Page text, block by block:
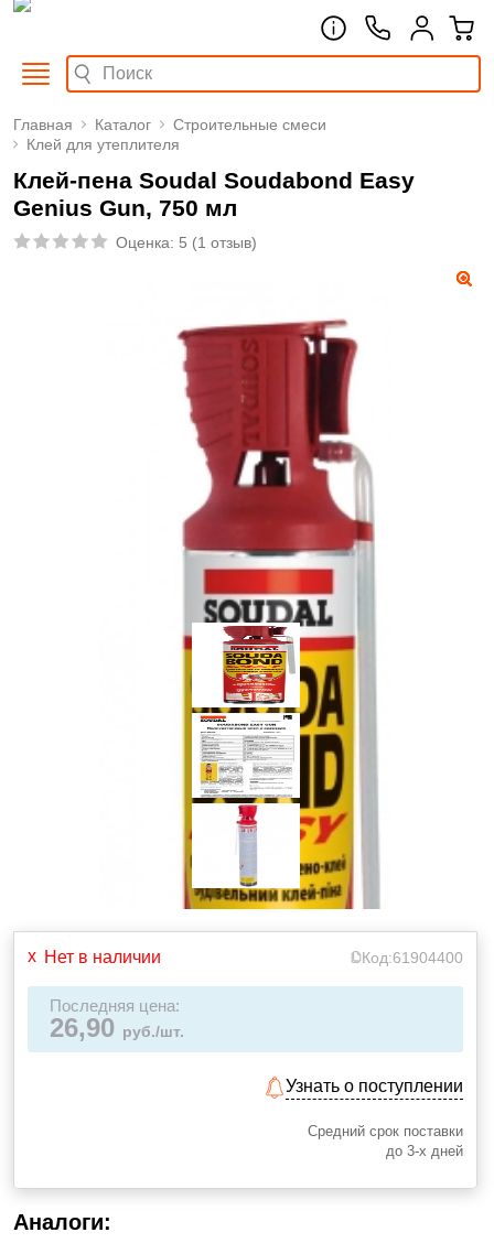
Главная Каталог
Строительные смеси
Клей для утеплителя
Клей-пена Soudal Soudabond Easy
Genius Gun, 750 мл
Оценка: 5 (1 отзыв)
Нет в наличии Код:61904400
Последняя цена:
26,90 руб./шт.
Узнать о поступлении
Средний срок поставки
до 3-х дней
Аналоги: